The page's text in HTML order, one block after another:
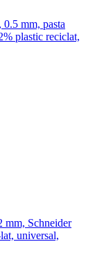
mm, pasta
plastic reciclat,
mm, Schneider
universal,